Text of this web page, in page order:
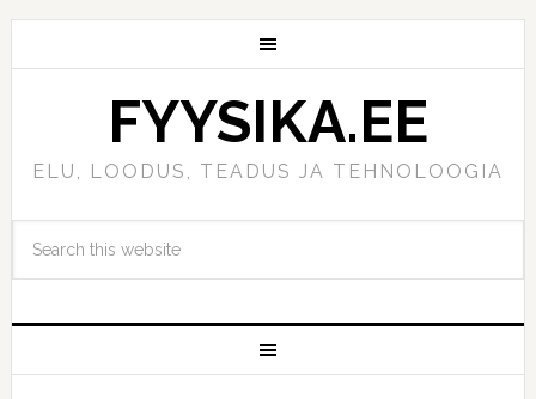
FYYSIKA.EE
ELU, LOODUS, TEADUS JA TEHNOLOOGIA